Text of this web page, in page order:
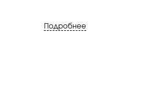
Подробнее